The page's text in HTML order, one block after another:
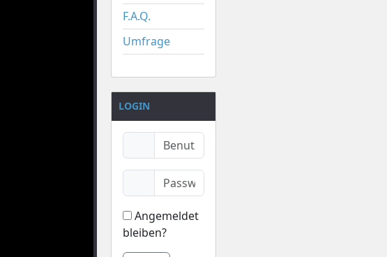
F.A.Q.
Umfrage
LOGIN
Angemeldet
bleiben?